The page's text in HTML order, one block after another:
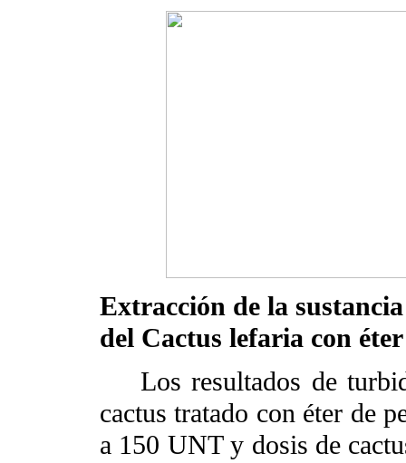
Extracción de la sustancia
del Cactus lefaria con
Los resultados de
cactus tratado con éter de
a 150 UNT y dosis de